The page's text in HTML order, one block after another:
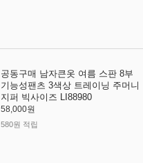
공동구매 남자큰옷 여름 스판 8부
기능성팬츠 3색상 트레이닝 주머니
지퍼 빅사이즈 LI88980
58,000원
580원 적립